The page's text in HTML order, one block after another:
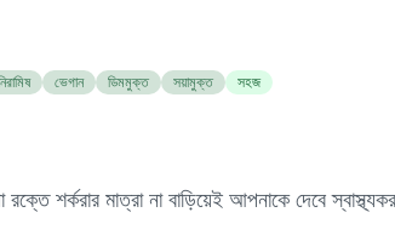
ভেগান ডিমমুক্ত সয়ামুক্ত সহজ
রক্তে শর্করার মাত্রা না বাড়িয়েই আপনাকে দেবে